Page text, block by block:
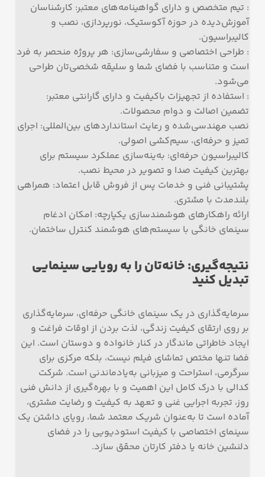
: تیم متخصص و دارای گواهینامه‌های معتبر: کارشناسان
آموزش‌دیده در حوزه آکوستیک، نورپردازی، نصب و
کالیبراسیون.
: طراحی اختصاصی و سفارشی‌سازی: هر پروژه منحصر به فرد
است و متناسب با فضای شما و سلیقه شخصی‌تان طراحی
می‌شود.
: استفاده از تجهیزات باکیفیت و دارای گارانتی معتبر:
تضمین اصالت و دوام محصولات.
نصب مهندسی‌شده و رعایت استانداردهای بین‌المللی: اجرای
تمیز و حرفه‌ای، سیم‌کشی اصولی.
کالیبراسیون حرفه‌ای: به‌ینه‌سازی عملکرد سیستم برای
بهترین کیفیت صدا و تصویر در محیط نصب.
پشتیبانی فنی و خدمات پس از فروش قابل اعتماد: همراهی
بلندمدت با مشتری.
ارائه راهکارهای هوشمندسازی یکپارچه: امکان ادغام
سینمای خانگی با سیستم‌های هوشمند کنترل ساختمان.
نتیجه‌گیری: خانه‌تان را به رویایی سینمایی
تبدیل کنید
سرمایه‌گذاری در یک سینمای خانگی حرفه‌ای، سرمایه‌گذاری
بر روی ارتقای کیفیت زندگی، لذت بردن از اوقات فراغت و
ایجاد خاطراتی ماندگار در کنار خانواده و دوستان است. این
فضا تنها مختص تماشای فیلم نیست، بلکه مرکزی برای
سرگرمی، استراحت و میزبانی به‌یادماندنی است. شرکت
کدالی با درک کامل این اهمیت و با بهره‌گیری از دانش فنی
روز، تجربه اجرایی غنی و تعهد به کیفیت و رضایت مشتری،
آماده است تا به‌عنوان شریک معتمد شما، رویای داشتن یک
سینمای اختصاصی با کیفیت استودیویی را در فضای
دلنشین خانه یا دفتر کارتان محقق سازد.